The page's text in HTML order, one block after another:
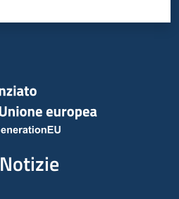
Notizie